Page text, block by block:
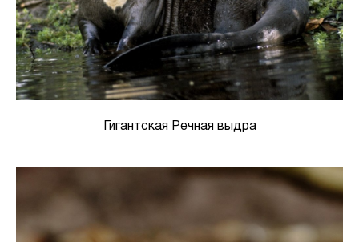
Гигантская Речная выдра